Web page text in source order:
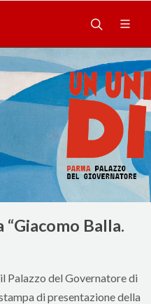
Balla.
Palazzo del Governatore di
di presentazione della